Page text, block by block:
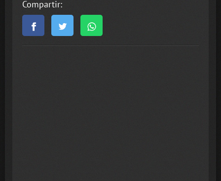
Compartir: